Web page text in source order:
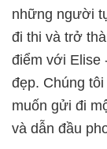
những người
đi thi và trở
điểm với Elise
đẹp. Chúng
muốn gửi đi
và dẫn đầu